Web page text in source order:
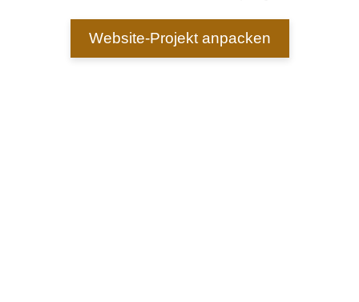
Website-Projekt anpacken